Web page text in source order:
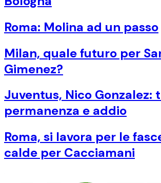
Roma: Molina ad un passo
Milan, quale futuro per
Gimenez?
Juventus, Nico Gonzalez:
permanenza e addio
Roma, si lavora per le
calde per Cacciamani